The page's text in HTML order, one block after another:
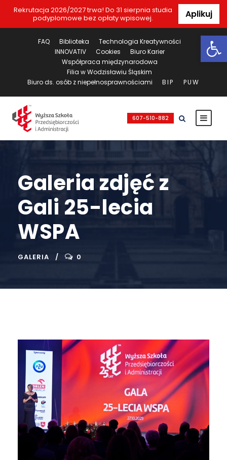
Rekrutacja 2026/2027 trwa! Do 31 sierpnia studia
podyplomowe bez opłaty wpisowej.
Aplikuj
FAQ Biblioteka
Technologia Kreatywności
INNOVATIV
Cookies
Biuro Karier
Współpraca międzynarodowa
Filia w Wodzisławiu Śląskim
Biuro ds. osób z niepełnosprawnościami
BIP PUW
607-510-882
Galeria zdjęć z
Gali 25-lecia
WSPA
GALERIA 0